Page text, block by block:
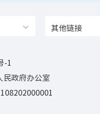
其他链接
-1
民政府办公室